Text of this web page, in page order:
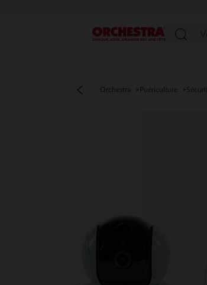
Menu
Orchestra Puériculture